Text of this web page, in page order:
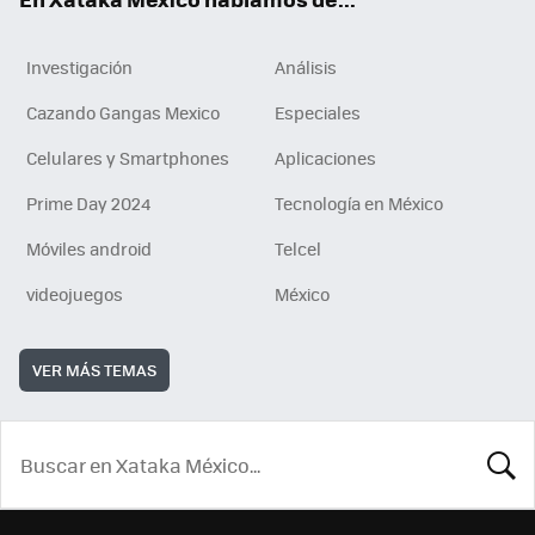
Investigación
Análisis
Cazando Gangas Mexico
Especiales
Celulares y Smartphones
Aplicaciones
Prime Day 2024
Tecnología en México
Móviles android
Telcel
videojuegos
México
VER MÁS TEMAS